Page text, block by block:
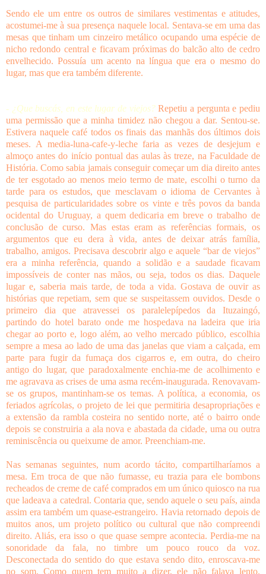
Sendo ele um entre os outros de similares vestimentas e atitudes,
acostumei-me à sua presença naquele local. Sentava-se em uma das
mesas que tinham um cinzeiro metálico ocupando uma espécie de
nicho redondo central e ficavam próximas do balcão alto de cedro
envelhecido. Possuía um acento na língua que era o mesmo do
lugar, mas que era também diferente.
- ¿Que buscás, en este lugar de viejos?Repetiu a pergunta e pediu
uma permissão que a minha timidez não chegou a dar. Sentou-se.
Estivera naquele café todos os finais das manhãs dos últimos dois
meses. A media-luna-cafe-y-leche faria as vezes de desjejum e
almoço antes do início pontual das aulas às treze, na Faculdade de
História. Como sabia jamais conseguir começar um dia direito antes
de ter esgotado ao menos meio termo de mate, escolhi o turno da
tarde para os estudos, que mesclavam o idioma de Cervantes à
pesquisa de particularidades sobre os vinte e três povos da banda
ocidental do Uruguay, a quem dedicaria em breve o trabalho de
conclusão de curso. Mas estas eram as referências formais, os
argumentos que eu dera à vida, antes de deixar atrás família,
trabalho, amigos. Precisava descobrir algo e aquele “bar de viejos”
era a minha referência, quando a solidão e a saudade ficavam
impossíveis de conter nas mãos, ou seja, todos os dias. Daquele
lugar e, saberia mais tarde, de toda a vida. Gostava de ouvir as
histórias que repetiam, sem que se suspeitassem ouvidos. Desde o
primeiro dia que atravessei os paralelepípedos da Ituzaingó,
partindo do hotel barato onde me hospedava na ladeira que iria
chegar ao porto e, logo além, ao velho mercado público, escolhia
sempre a mesa ao lado de uma das janelas que viam a calçada, em
parte para fugir da fumaça dos cigarros e, em outra, do cheiro
antigo do lugar, que paradoxalmente enchia-me de acolhimento e
me agravava as crises de uma asma recém-inaugurada. Renovavam-
se os grupos, mantinham-se os temas. A política, a economia, os
feriados agrícolas, o projeto de lei que permitiria desapropriações e
a extensão da rambla costeira no sentido norte, até o bairro onde
depois se construiria a ala nova e abastada da cidade, uma ou outra
reminiscência ou queixume de amor. Preenchiam-me.
Nas semanas seguintes, num acordo tácito, compartilharíamos a
mesa. Em troca de que não fumasse, eu trazia para ele bombons
recheados de creme de café comprados em um único quiosco na rua
que ladeava a catedral. Contaria que, sendo aquele o seu país, ainda
assim era também um quase-estrangeiro. Havia retornado depois de
muitos anos, um projeto político ou cultural que não compreendi
direito. Aliás, era isso o que quase sempre acontecia. Perdia-me na
sonoridade da fala, no timbre um pouco rouco da voz.
Desconectada do sentido do que estava sendo dito, enroscava-me
no som. Como quem tem muito a dizer, ele não falava lento.